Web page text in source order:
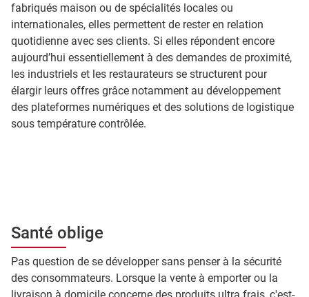
fabriqués maison ou de spécialités locales ou
internationales, elles permettent de rester en relation
quotidienne avec ses clients. Si elles répondent encore
aujourd’hui essentiellement à des demandes de proximité,
les industriels et les restaurateurs se structurent pour
élargir leurs offres grâce notamment au développement
des plateformes numériques et des solutions de logistique
sous température contrôlée.
Santé oblige
Pas question de se développer sans penser à la sécurité
des consommateurs. Lorsque la vente à emporter ou la